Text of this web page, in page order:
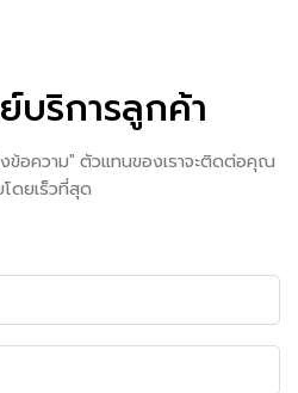
ริการลูกค้า
อความ" ตัวแทนของเราจะติดต่อคุณ
ดยเร็วที่สุด